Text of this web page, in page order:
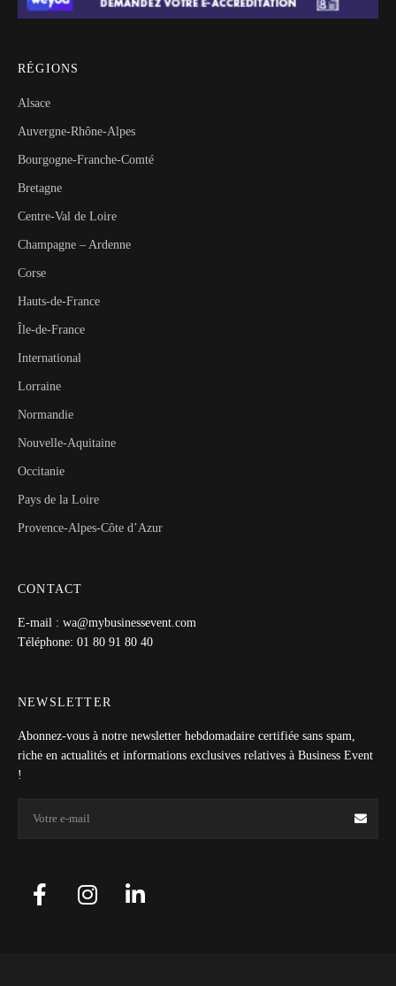
RÉGIONS
Alsace
Auvergne-Rhône-Alpes
Bourgogne-Franche-Comté
Bretagne
Centre-Val de Loire
Champagne – Ardenne
Corse
Hauts-de-France
Île-de-France
International
Lorraine
Normandie
Nouvelle-Aquitaine
Occitanie
Pays de la Loire
Provence-Alpes-Côte d’Azur
CONTACT
E-mail : wa@mybusinessevent.com
Téléphone: 01 80 91 80 40
NEWSLETTER
Abonnez-vous à notre newsletter hebdomadaire certifiée sans spam,
riche en actualités et informations exclusives relatives à Business Event
!